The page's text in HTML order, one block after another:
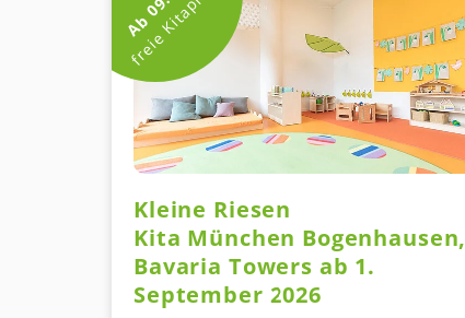
Kleine Riesen
Kita München Bogenhausen,
Bavaria Towers ab 1.
September 2026